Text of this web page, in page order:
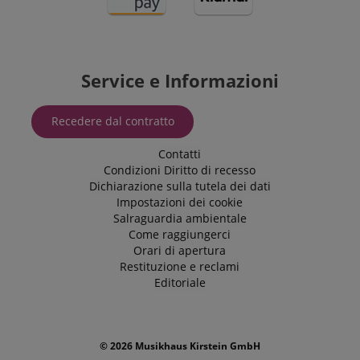
Service e Informazioni
Recedere dal contratto
Contatti
Condizioni Diritto di recesso
Dichiarazione sulla tutela dei dati
Impostazioni dei cookie
Salraguardia ambientale
Come raggiungerci
Orari di apertura
Restituzione e reclami
Editoriale
© 2026 Musikhaus Kirstein GmbH